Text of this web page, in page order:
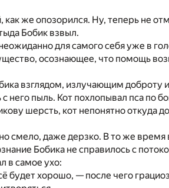
как же опозорился. Ну, теперь не
Бобик взвыл.
для самого себя уже в
осознающее, что помощь
взглядом, излучающим доброту
с него пыль. Кот похлопывал пса по
шерсть, кот непонятно откуда
смело, даже дерзко. В то же
Бобика не справилось с
в самое ухо:
будет хорошо, — после чего